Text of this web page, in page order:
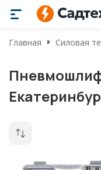
Главная Силовая